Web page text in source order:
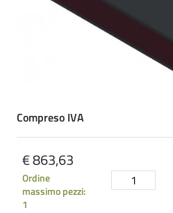
Compreso IVA
€ 863,63
Ordine
massimo pezzi:
1